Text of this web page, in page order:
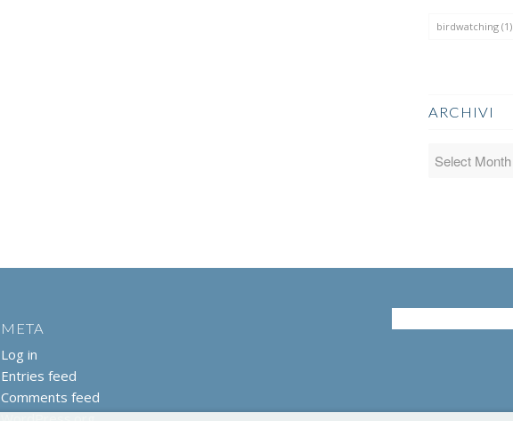
birdwatching(1)
ARCHIVI
META
Log in
Entries feed
Comments feed